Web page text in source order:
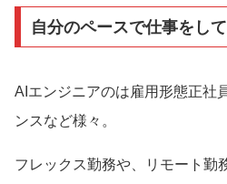
自分のペースで仕事をし
AIエンジニアのは雇用形態正社
ンスなど様々。
フレックス勤務や、リモート勤